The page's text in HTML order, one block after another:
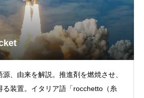
、由来を解説。推進剤を燃焼させ、
る装置。イタリア語「rocchetto（糸